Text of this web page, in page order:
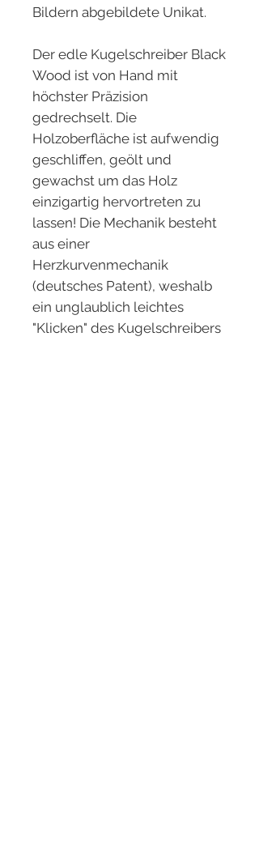
Bildern abgebildete Unikat.
Der edle Kugelschreiber Black
Wood ist von Hand mit
höchster Präzision
gedrechselt. Die
Holzoberfläche ist aufwendig
geschliffen, geölt und
gewachst um das Holz
einzigartig hervortreten zu
lassen! Die Mechanik besteht
aus einer
Herzkurvenmechanik
(deutsches Patent), weshalb
ein unglaublich leichtes
"Klicken" des Kugelschreibers